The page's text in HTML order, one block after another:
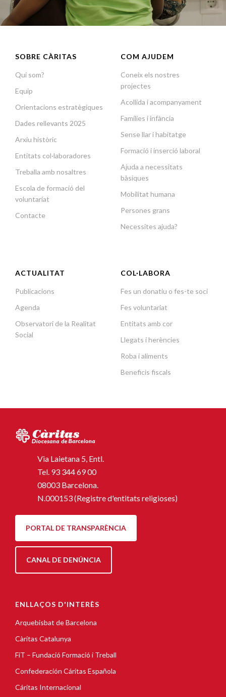
SOBRE CÀRITAS
Qui som?
Equip
Orientacions estratègiques
Dades rellevants 2025
Arxiu històric
Entitats col·laboradores
Treballa amb nosaltres
Escola de formació del
voluntariat
Contacte
COM AJUDEM
Coneix els nostres
projectes
Acollida i acompanyament
Famílies i infància
Sense llar i habitatge
Formació i inserció laboral
Ajuda a necessitats
bàsiques
Mobilitat humana
Persones grans
Necessites ajuda?
ACTUALITAT
Publicacions
Agenda
Observatori de la Realitat
Social
COL·LABORA
Fes un donatiu o fes-te soci
Fes voluntariat
Entitats amb cor
Llegats i herències
Roba i aliments
Beneficis fiscals
Via Laietana 5, Entl.
Tel. 93 344 69 00
08003 Barcelona.
N.000153 (Registre d'entitats religioses)
PORTAL DE TRANSPARÈNCIA
CANAL DE DENÚNCIA
ENLLAÇOS D'INTERÈS
Arquebisbat de Barcelona
Càritas Catalunya
FiT – Fundació Formació i Treball
Confederación Cáritas Española
Cáritas Internacional